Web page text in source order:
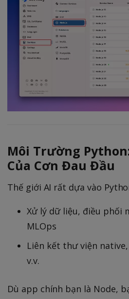
Môi Trường
Của Cơn Đau Đầu
Thế giới AI rất dựa vào
Xử lý dữ liệu, điều phối
MLOps
Liên kết thư viện native,
v.v.
Dù app chính bạn là Node,